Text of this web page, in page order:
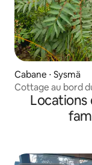
Cabane ⋅ Sysmä
Cottage au bord
Locations